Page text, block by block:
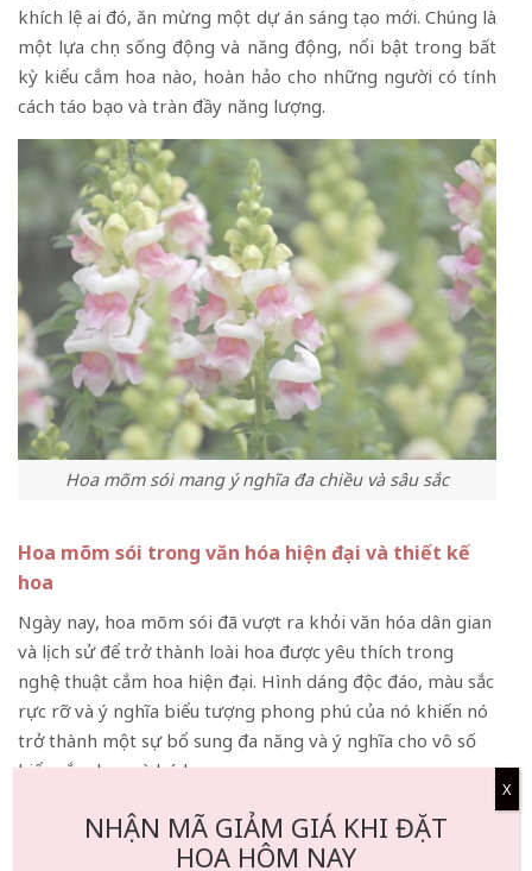
khích lệ ai đó, ăn mừng một dự án sáng tạo mới. Chúng là
một lựa chọn sống động và năng động, nổi bật trong bất
kỳ kiểu cắm hoa nào, hoàn hảo cho những người có tính
cách táo bạo và tràn đầy năng lượng.
Hoa mõm sói mang ý nghĩa đa chiều và sâu sắc
Hoa mõm sói trong văn hóa hiện đại và thiết kế
hoa
Ngày nay, hoa mõm sói đã vượt ra khỏi văn hóa dân gian
và lịch sử để trở thành loài hoa được yêu thích trong
nghệ thuật cắm hoa hiện đại. Hình dáng độc đáo, màu sắc
rực rỡ và ý nghĩa biểu tượng phong phú của nó khiến nó
trở thành một sự bổ sung đa năng và ý nghĩa cho vô số
kiểu cắm hoa và bó hoa.
Trong thế giới thiết kế hoa, hoa mõm sói được đánh giá
cao nhờ chiều cao và hình dáng thẳng, những ngọn hoa
NHẬN MÃ GIẢM GIÁ KHI ĐẶT
HOA HÔM NAY
X